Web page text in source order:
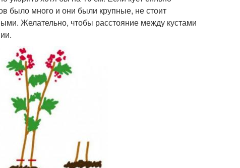
было много и они были крупные, не стоит
Желательно, чтобы расстояние между кустами